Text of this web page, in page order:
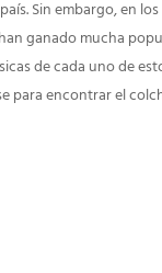
Sin embargo, en
ganado mucha
de cada uno de
para encontrar el